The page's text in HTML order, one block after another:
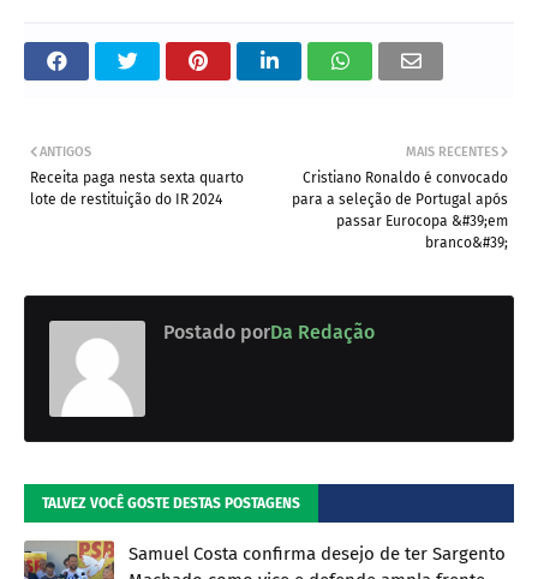
MAIS RECENTES
Cristiano Ronaldo é convocado
para a seleção de Portugal após
passar Eurocopa &#39;em
branco&#39;
ANTIGOS
Receita paga nesta sexta quarto
lote de restituição do IR 2024
Postado porDa Redação
TALVEZ VOCÊ GOSTE DESTAS POSTAGENS
Samuel Costa confirma desejo de ter Sargento